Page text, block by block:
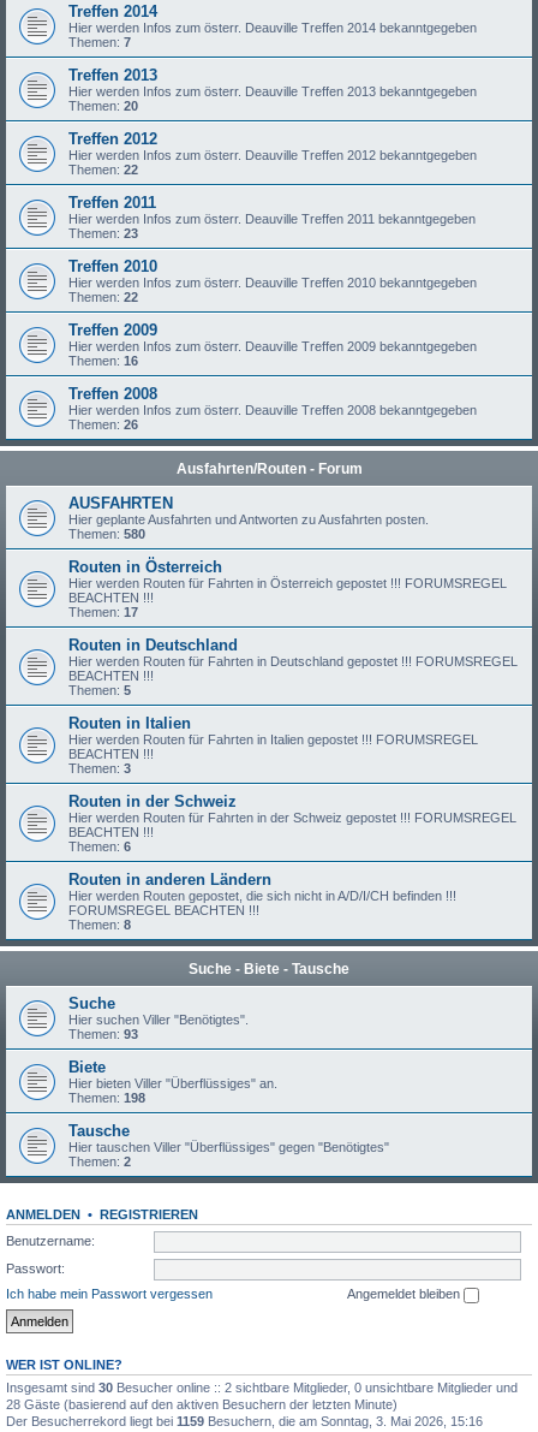
Treffen 2014
Hier werden Infos zum österr. Deauville Treffen 2014 bekanntgegeben
Themen: 7
Treffen 2013
Hier werden Infos zum österr. Deauville Treffen 2013 bekanntgegeben
Themen: 20
Treffen 2012
Hier werden Infos zum österr. Deauville Treffen 2012 bekanntgegeben
Themen: 22
Treffen 2011
Hier werden Infos zum österr. Deauville Treffen 2011 bekanntgegeben
Themen: 23
Treffen 2010
Hier werden Infos zum österr. Deauville Treffen 2010 bekanntgegeben
Themen: 22
Treffen 2009
Hier werden Infos zum österr. Deauville Treffen 2009 bekanntgegeben
Themen: 16
Treffen 2008
Hier werden Infos zum österr. Deauville Treffen 2008 bekanntgegeben
Themen: 26
Ausfahrten/Routen - Forum
AUSFAHRTEN
Hier geplante Ausfahrten und Antworten zu Ausfahrten posten.
Themen: 580
Routen in Österreich
Hier werden Routen für Fahrten in Österreich gepostet !!! FORUMSREGEL
BEACHTEN !!!
Themen: 17
Routen in Deutschland
Hier werden Routen für Fahrten in Deutschland gepostet !!! FORUMSREGEL
BEACHTEN !!!
Themen: 5
Routen in Italien
Hier werden Routen für Fahrten in Italien gepostet !!! FORUMSREGEL
BEACHTEN !!!
Themen: 3
Routen in der Schweiz
Hier werden Routen für Fahrten in der Schweiz gepostet !!! FORUMSREGEL
BEACHTEN !!!
Themen: 6
Routen in anderen Ländern
Hier werden Routen gepostet, die sich nicht in A/D/I/CH befinden !!!
FORUMSREGEL BEACHTEN !!!
Themen: 8
Suche - Biete - Tausche
Suche
Hier suchen Viller "Benötigtes".
Themen: 93
Biete
Hier bieten Viller "Überflüssiges" an.
Themen: 198
Tausche
Hier tauschen Viller "Überflüssiges" gegen "Benötigtes"
Themen: 2
ANMELDEN • REGISTRIEREN
Benutzername:
Passwort:
Ich habe mein Passwort vergessen
Angemeldet bleiben
WER IST ONLINE?
Insgesamt sind 30 Besucher online :: 2 sichtbare Mitglieder, 0 unsichtbare Mitglieder und
28 Gäste (basierend auf den aktiven Besuchern der letzten Minute)
Der Besucherrekord liegt bei 1159 Besuchern, die am Sonntag, 3. Mai 2026, 15:16